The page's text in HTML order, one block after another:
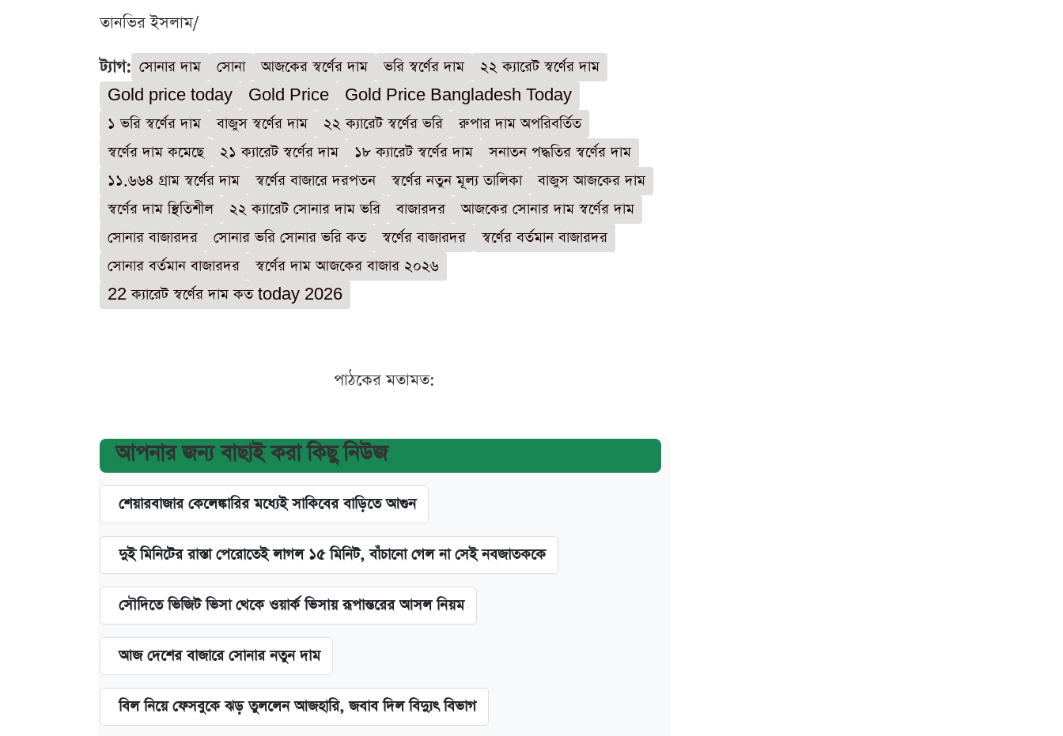
তানভির ইসলাম/
ট্যাগ: সোনার দাম সোনা আজকের স্বর্ণের দাম ভরি স্বর্ণের দাম
২২ ক্যারেট স্বর্ণের দাম
Gold price today
Gold Price
Gold Price Bangladesh Today
১ ভরি স্বর্ণের দাম
বাজুস স্বর্ণের দাম ২২ ক্যারেট স্বর্ণের ভরি
রুপার দাম অপরিবর্তিত
স্বর্ণের দাম কমেছে
২১ ক্যারেট স্বর্ণের দাম ১৮ ক্যারেট স্বর্ণের দাম
সনাতন পদ্ধতির স্বর্ণের দাম
১১.৬৬৪ গ্রাম স্বর্ণের দাম
স্বর্ণের বাজারে দরপতন স্বর্ণের নতুন মূল্য তালিকা
বাজুস আজকের দাম
স্বর্ণের দাম স্থিতিশীল
২২ ক্যারেট সোনার দাম ভরি বাজারদর
আজকের সোনার দাম স্বর্ণের দাম
সোনার বাজারদর
সোনার ভরি সোনার ভরি কত স্বর্ণের বাজারদর
স্বর্ণের বর্তমান বাজারদর
সোনার বর্তমান বাজারদর
স্বর্ণের দাম আজকের বাজার ২০২৬
22 ক্যারেট স্বর্ণের দাম কত today 2026
পাঠকের মতামত:
আপনার জন্য বাছাই করা কিছু নিউজ
শেয়ারবাজার কেলেঙ্কারির মধ্যেই সাকিবের বাড়িতে আগুন
দুই মিনিটের রাস্তা পেরোতেই লাগল ১৫ মিনিট, বাঁচানো গেল না সেই নবজাতককে
সৌদিতে ভিজিট ভিসা থেকে ওয়ার্ক ভিসায় রূপান্তরের আসল নিয়ম
আজ দেশের বাজারে সোনার নতুন দাম
বিল নিয়ে ফেসবুকে ঝড় তুললেন আজহারি, জবাব দিল বিদ্যুৎ বিভাগ